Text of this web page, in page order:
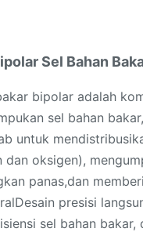
Sel Bahan
bipolar adalah
sel bahan bakar,
untuk
dan oksigen),
panas,dan
presisi
sel bahan bakar,